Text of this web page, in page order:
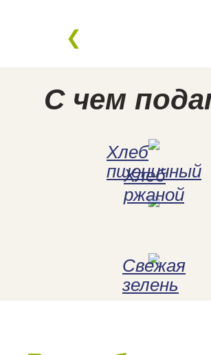
С чем
Хлеб
пшеничный
Хлеб
ржаной
Свежая
зелень